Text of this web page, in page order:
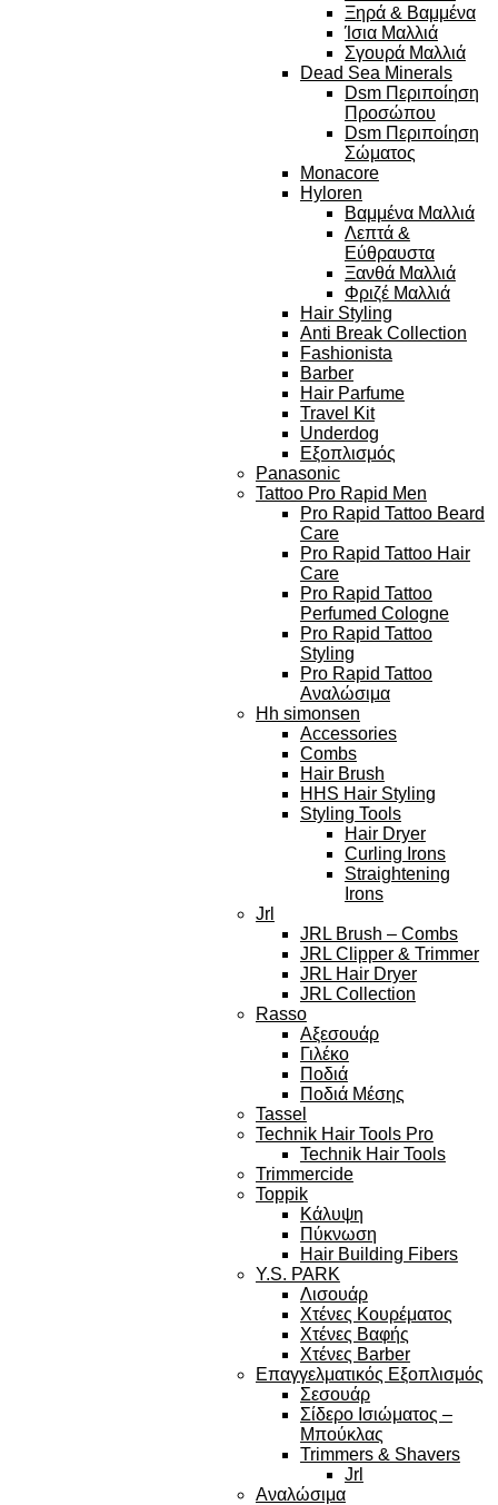
Ξηρά & Βαμμένα
Ίσια Μαλλιά
Σγουρά Μαλλιά
Dead Sea Minerals
Dsm Περιποίηση
Προσώπου
Dsm Περιποίηση
Σώματος
Monacore
Hyloren
Βαμμένα Μαλλιά
Λεπτά &
Εύθραυστα
Ξανθά Μαλλιά
Φριζέ Μαλλιά
Hair Styling
Anti Break Collection
Fashionista
Barber
Hair Parfume
Travel Kit
Underdog
Εξοπλισμός
Panasonic
Tattoo Pro Rapid Men
Pro Rapid Tattoo Beard
Care
Pro Rapid Tattoo Hair
Care
Pro Rapid Tattoo
Perfumed Cologne
Pro Rapid Tattoo
Styling
Pro Rapid Tattoo
Αναλώσιμα
Hh simonsen
Accessories
Combs
Hair Brush
HHS Hair Styling
Styling Tools
Hair Dryer
Curling Irons
Straightening
Irons
Jrl
JRL Brush – Combs
JRL Clipper & Trimmer
JRL Hair Dryer
JRL Collection
Rasso
Αξεσουάρ
Γιλέκο
Ποδιά
Ποδιά Μέσης
Tassel
Technik Hair Tools Pro
Technik Hair Tools
Trimmercide
Toppik
Κάλυψη
Πύκνωση
Hair Building Fibers
Y.S. PARK
Λισουάρ
Χτένες Κουρέματος
Χτένες Βαφής
Χτένες Barber
Επαγγελματικός Εξοπλισμός
Σεσουάρ
Σίδερο Ισιώματος –
Μπούκλας
Trimmers & Shavers
Jrl
Αναλώσιμα